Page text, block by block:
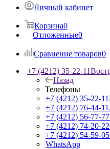
Личный кабинет
Корзина0
Отложенные0
Сравнение товаров0
+7 (4212) 35-22-11
Назад
Телефоны
+7 (4212) 35-22-11
+7 (4212) 76-44-11
+7 (4212) 56-77-77
+7 (4212) 74-20-22
+7 (4212) 54-59-05
WhatsApp